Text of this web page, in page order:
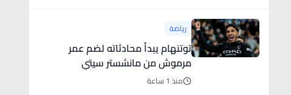
رياضة
توتنهام يبدأ محادثاته لضم عمر
مرموش من مانشستر سيتي
منذ 1 ساعة